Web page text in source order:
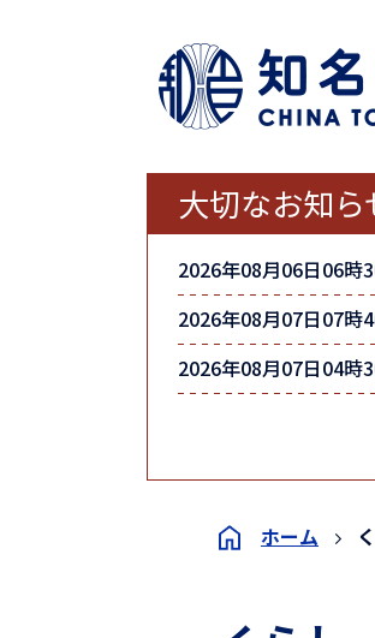
大切なお知ら
2026年08月06日06時
2026年08月07日07時
2026年08月07日04時
ホーム